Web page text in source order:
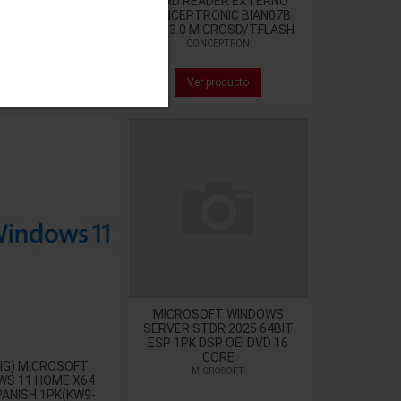
CONCEPTRONIC BIAN07B
USB 3.0 MICROSD/TFLASH
CONCEPTRON
Ver producto
MICROSOFT
11 HOME X64
1PK(KW9-
MICROSOFT WINDOWS
SERVER STDR 2025 64BIT
ESP 1PK DSP OEI DVD 16
CORE
MICROSOFT